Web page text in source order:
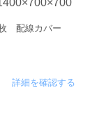
配線カバー
詳細を確認する